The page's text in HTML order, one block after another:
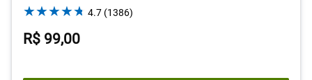
4.7 (1386)
R$ 99,00